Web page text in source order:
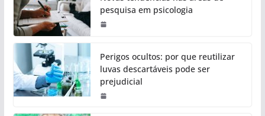
pesquisa em psicologia
Perigos ocultos: por que reutilizar
luvas descartáveis pode ser
prejudicial